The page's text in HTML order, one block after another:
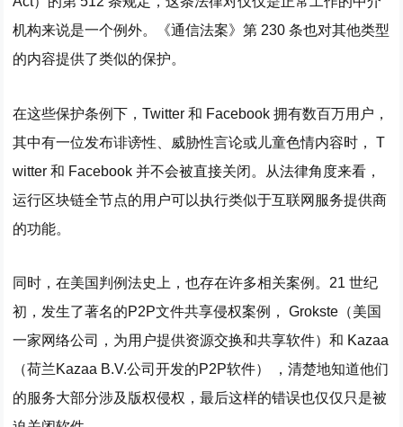
机构来说是一个例外。《通信法案》第 230 条也对其他类型
的内容提供了类似的保护。
在这些保护条例下，Twitter 和 Facebook 拥有数百万用户，
其中有一位发布诽谤性、威胁性言论或儿童色情内容时， T
witter 和 Facebook 并不会被直接关闭。从法律角度来看，
运行区块链全节点的用户可以执行类似于互联网服务提供商
的功能。
同时，在美国判例法史上，也存在许多相关案例。21 世纪
初，发生了著名的P2P文件共享侵权案例， Grokste（美国
一家网络公司，为用户提供资源交换和共享软件）和 Kazaa
（荷兰Kazaa B.V.公司开发的P2P软件） ，清楚地知道他们
的服务大部分涉及版权侵权，最后这样的错误也仅仅只是被